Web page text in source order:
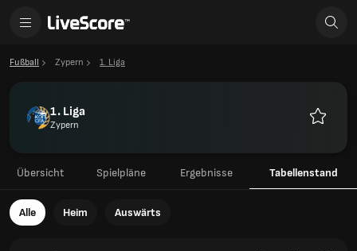
Fußball Zypern 1. Liga
1. Liga
Zypern
Übersicht Spielpläne Ergebnisse Tabellenstand
Alle Heim Auswärts